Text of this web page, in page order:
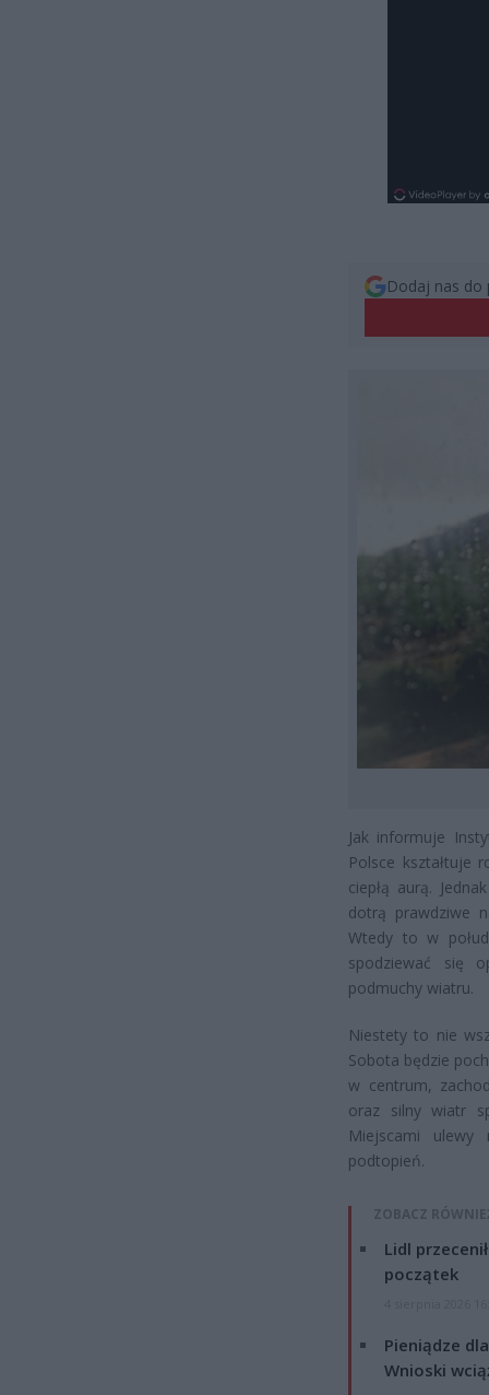
Dodaj nas do
Jak informuje
Polsce kształtuje
ciepłą aurą.
dotrą prawdziwe
Wtedy to w
spodziewać się
podmuchy wiatru.
Niestety to nie
Sobota będzie
w centrum,
oraz silny wiatr
Miejscami
podtopień.
ZOBACZ
Lidl
początek
Pieniądze
Wnioski